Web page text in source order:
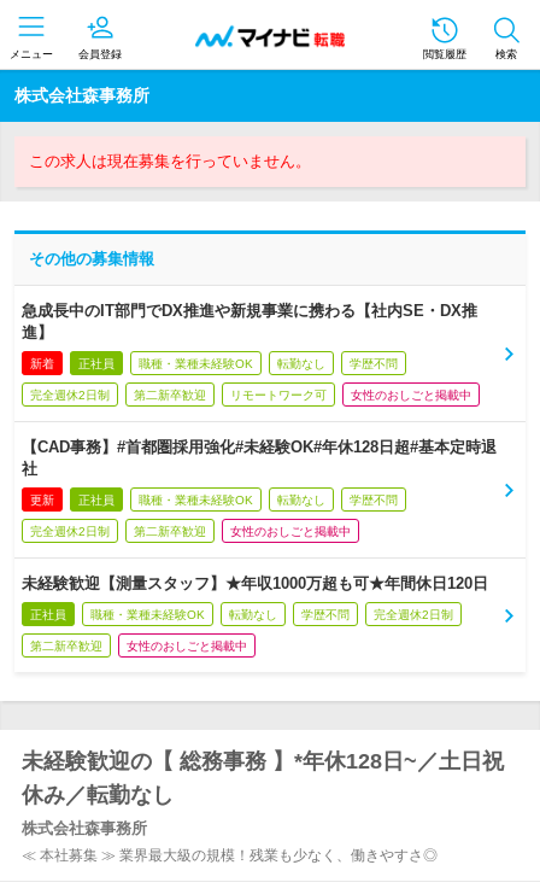
メニュー 会員登録 閲覧履歴 検索
株式会社森事務所
この求人は現在募集を行っていません。
その他の募集情報
急成長中のIT部門でDX推進や新規事業に携わる【社内SE・DX推
進】
新着 正社員 職種・業種未経験OK 転勤なし 学歴不問
完全週休2日制 第二新卒歓迎 リモートワーク可 女性のおしごと掲載中
【CAD事務】#首都圏採用強化#未経験OK#年休128日超#基本定時退
社
更新 正社員 職種・業種未経験OK 転勤なし 学歴不問
完全週休2日制 第二新卒歓迎 女性のおしごと掲載中
未経験歓迎【測量スタッフ】★年収1000万超も可★年間休日120日
正社員 職種・業種未経験OK 転勤なし 学歴不問 完全週休2日制
第二新卒歓迎 女性のおしごと掲載中
未経験歓迎の【 総務事務 】*年休128日~／土日祝
休み／転勤なし
株式会社森事務所
≪ 本社募集 ≫ 業界最大級の規模！残業も少なく、働きやすさ◎